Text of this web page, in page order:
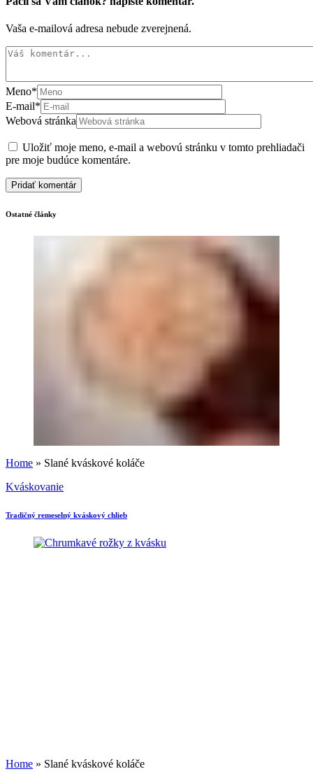
Vaša e-mailová adresa nebude zverejnená.
Meno*
E-mail*
Webová stránka
Uložiť moje meno, e-mail a webovú stránku v tomto prehliadači
pre moje budúce komentáre.
Ostatné články
Home » Slané kváskové koláče
Kváskovanie
Tradičný remeselný kváskový chlieb
Home » Slané kváskové koláče